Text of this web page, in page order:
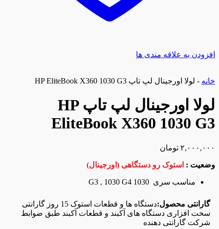
افزودن به علاقه مندی ها
خانه - لولا اورجینال لپ تاپ HP EliteBook X360 1030 G3
لولا اورجینال لپ تاپ HP
EliteBook X360 1030 G3
۲,۰۰۰,۰۰۰ تومان
وضعیت : استوک رو دستگاهی (اورجینال)
مناسب سری 1030 G3 , 1030 G4
گارانتی محصول:
دستگاه ها و قطعات استوک 15 روز گارانتی
سخت افزاری دستگاه های آکبند و قطعات آکبند طبق ضوابط
شرکت گارانتی دهنده